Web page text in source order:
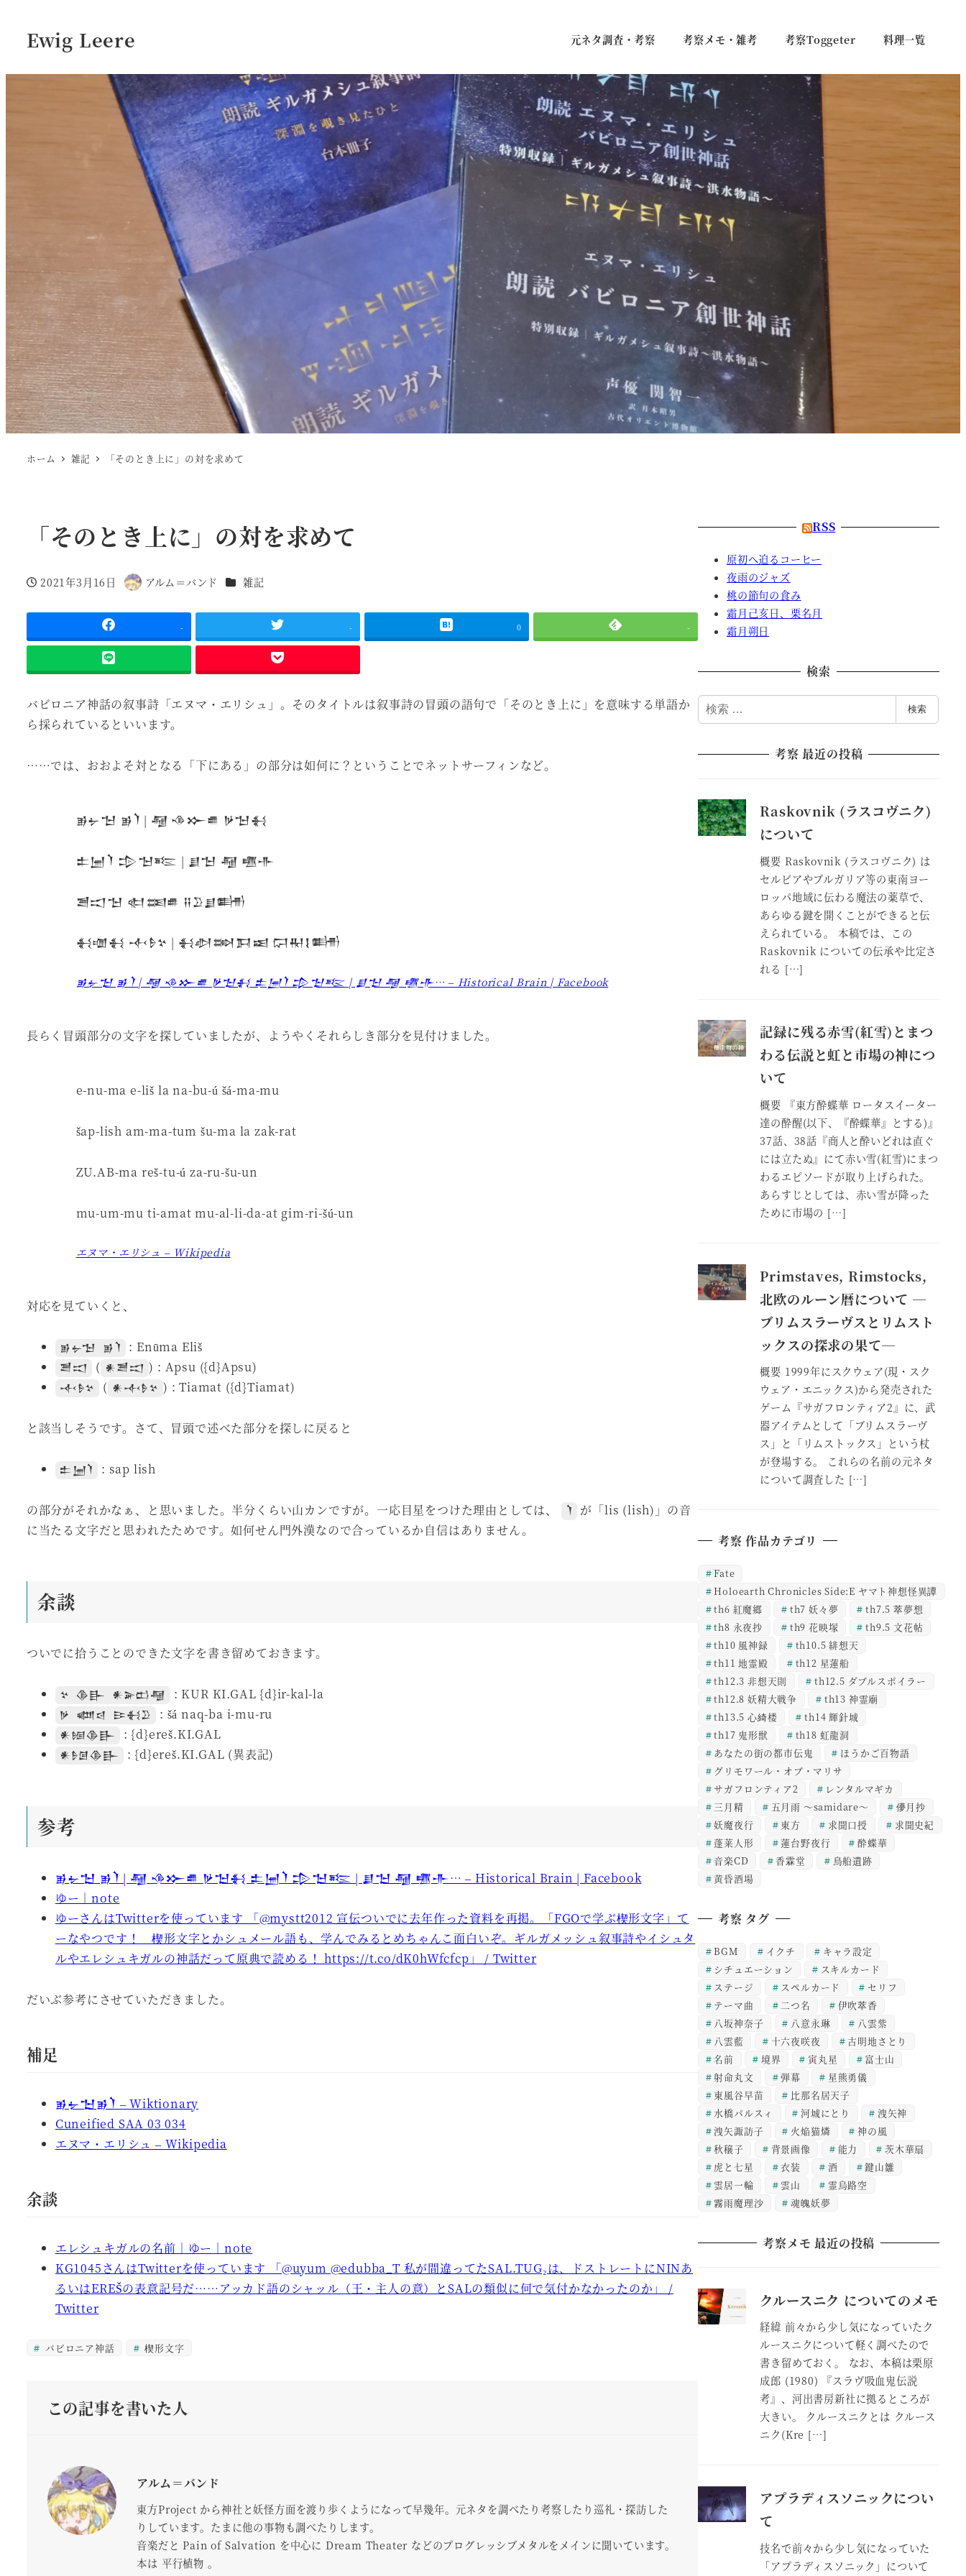
Ewig Leere 元ネタ調査・考察 考察メモ・雑考 考察Toggeter 料理一覧
ホーム 雑記 「そのとき上に」の対を求めて
「そのとき上に」の対を求めて
投稿日
2021年3月16日
著
アルム＝バンド カテゴリー
雑記
- - 0 -
バビロニア神話の叙事詩「エヌマ・エリシュ」。そのタイトルは叙事詩の冒頭の語句で「そのとき上に」を意味する単語か
ら採られているといいます。
……では、おおよそ対となる「下にある」の部分は如何に？ということでネットサーフィンなど。
𒂊𒉡𒈠 𒂊𒇺 | 𒆷 𒈾𒁍𒌑 𒃻𒈠𒈬
𒉺𒅁𒇺 𒄠𒈠𒌈 | 𒋗𒈠 𒆷 𒍠𒋥
𒍪𒀊𒈠 𒊕𒌅𒌑 𒍝𒊒𒋗𒌦
𒈬𒌝𒈬 𒋾𒊩𒆳 | 𒈬𒀠𒇷𒁕𒀜 𒁶𒊑𒋙𒌦
𒂊𒉡𒈠 𒂊𒇺 | 𒆷 𒈾𒁍𒌑 𒃻𒈠𒈬 𒉺𒅁𒇺 𒄠𒈠𒌈 | 𒋗𒈠 𒆷 𒍠𒋥… – Historical Brain | Facebook
長らく冒頭部分の文字を探していましたが、ようやくそれらしき部分を見付けました。
e-nu-ma e-liš la na-bu-ú šá-ma-mu
šap-lish am-ma-tum šu-ma la zak-rat
ZU.AB-ma reš-tu-ú za-ru-šu-un
mu-um-mu ti-amat mu-al-li-da-at gim-ri-šú-un
エヌマ・エリシュ – Wikipedia
対応を見ていくと、
𒂊𒉡𒈠 𒂊𒇺 : Enūma Eliš
𒍪𒀊 ( 𒀭𒍪𒀊 ) : Apsu ({d}Apsu)
𒋾𒊩𒆳 ( 𒀭𒋾𒊩𒆳 ) : Tiamat ({d}Tiamat)
と該当しそうです。さて、冒頭で述べた部分を探しに戻ると
𒉺𒅁𒇺 : sap lish
の部分がそれかなぁ、と思いました。半分くらい山カンですが。一応目星をつけた理由としては、 𒇺
が「lis (lish)」の音
に当たる文字だと思われたためです。如何せん門外漢なので合っているか自信はありません。
余談
ついでに拾うことのできた文字を書き留めておきます。
𒆳 𒆠𒃲 𒀭𒅕𒆗𒆷 : KUR KI.GAL {d}ir-kal-la
𒃻 𒅘𒁀 𒄿𒈬𒊒 : šá naq-ba i-mu-ru
𒀭𒎏𒆠𒃲 : {d}ereš.KI.GAL
𒀭𒊩𒌆𒆠𒃲 : {d}ereš.KI.GAL (異表記)
参考
𒂊𒉡𒈠 𒂊𒇺 | 𒆷 𒈾𒁍𒌑 𒃻𒈠𒈬 𒉺𒅁𒇺 𒄠𒈠𒌈 | 𒋗𒈠 𒆷 𒍠𒋥… – Historical Brain | Facebook
ゆー｜note
ゆーさんはTwitterを使っています 「@mystt2012 宣伝ついでに去年作った資料を再掲。「FGOで学ぶ楔形文字」て
ーなやつです！ 楔形文字とかシュメール語も、学んでみるとめちゃんこ面白いぞ。ギルガメッシュ叙事詩やイシュタ
ルやエレシュキガルの神話だって原典で読める！ https://t.co/dK0hWfcfcp」 / Twitter
だいぶ参考にさせていただきました。
補足
𒂊𒉡𒈠𒂊𒇺 – Wiktionary
Cuneified SAA 03 034
エヌマ・エリシュ – Wikipedia
余談
エレシュキガルの名前｜ゆー｜note
KG1045さんはTwitterを使っています 「@uyum @edubba_T 私が間違ってたSAL.TUG₂は、ドストレートにNINあ
るいはEREŠの表意記号だ……アッカド語のシャッル（王・主人の意）とSALの類似に何で気付かなかったのか」 /
Twitter
バビロニア神話 楔形文字
この記事を書いた人
アルム＝バンド
東方Project から神社と妖怪方面を渡り歩くようになって早幾年。元ネタを調べたり考察したり巡礼・探訪した
りしています。たまに他の事物も調べたりします。
音楽だと Pain of Salvation を中心に Dream Theater などのプログレッシブメタルをメインに聞いています。
本は 平行植物 。
RSS
原初へ迫るコーヒー
夜雨のジャズ
桃の節句の食み
霜月己亥日、栗名月
霜月朔日
検索
検
索
検索
考察 最近の投稿
Raskovnik (ラスコヴニク)
について
概要 Raskovnik (ラスコヴニク) は
セルビアやブルガリア等の東南ヨー
ロッパ地域に伝わる魔法の薬草で、
あらゆる鍵を開くことができると伝
えられている。 本稿では、この
Raskovnik についての伝承や比定さ
れる […]
記録に残る赤雪(紅雪)とまつ
わる伝説と虹と市場の神につ
いて
概要 『東方酔蝶華 ロータスイーター
達の酔醒(以下、『酔蝶華』とする)』
37話、38話『商人と酔いどれは直ぐ
には立たぬ』にて赤い雪(紅雪)にまつ
わるエピソードが取り上げられた。
あらすじとしては、赤い雪が降った
ために市場の […]
Primstaves, Rimstocks,
北欧のルーン暦について ―
ブリムスラーヴスとリムスト
ックスの探求の果て―
概要 1999年にスクウェア(現・スク
ウェア・エニックス)から発売された
ゲーム『サガフロンティア2』に、武
器アイテムとして「ブリムスラーヴ
ス」と「リムストックス」という杖
が登場する。 これらの名前の元ネタ
について調査した […]
考察 作品カテゴリ
Fate
Holoearth Chronicles Side:E ヤマト神想怪異譚
th6 紅魔郷
th7 妖々夢
th7.5 萃夢想
th8 永夜抄
th9 花映塚
th9.5 文花帖
th10 風神録
th10.5 緋想天
th11 地霊殿
th12 星蓮船
th12.3 非想天則
th12.5 ダブルスポイラー
th12.8 妖精大戦争
th13 神霊廟
th13.5 心綺楼
th14 輝針城
th17 鬼形獣
th18 虹龍洞
あなたの街の都市伝鬼
ほうかご百物語
グリモワール・オブ・マリサ
サガフロンティア2
レンタルマギカ
三月精
五月雨 ～samidare～
儚月抄
妖魔夜行
東方 求聞口授
求聞史紀
蓬莱人形
蓮台野夜行
酔蝶華
音楽CD
香霖堂
鳥船遺跡
黄昏酒場
考察 タグ
BGM イクチ
キャラ設定
シチュエーション
スキルカード
ステージ
スペルカード
セリフ
テーマ曲
二つ名
伊吹萃香
八坂神奈子
八意永琳
八雲紫
八雲藍
十六夜咲夜
古明地さとり
名前
境界 寅丸星
富士山
射命丸文
弾幕
星熊勇儀
東風谷早苗
比那名居天子
水橋パルスィ
河城にとり
洩矢神
洩矢諏訪子
火焔猫燐
神の風
秋穣子
背景画像 能力
茨木華扇
虎と七星
衣装 酒
鍵山雛
雲居一輪
雲山
霊烏路空
霧雨魔理沙
魂魄妖夢
考察メモ 最近の投稿
クルースニク についてのメモ
経緯 前々から少し気になっていたク
ルースニクについて軽く調べたので
書き留めておく。 なお、本稿は栗原
成郎 (1980) 『スラヴ吸血鬼伝説
考』、河出書房新社に拠るところが
大きい。 クルースニクとは クルース
ニク(Kre […]
アプラディスソニックについ
て
技名で前々から少し気になっていた
「アプラディスソニック」について